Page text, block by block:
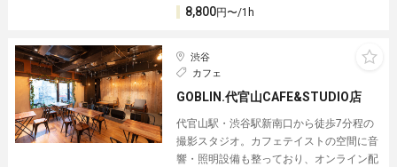
8,800円〜/1h
渋谷
カフェ
GOBLIN.代官山CAFE&STUDIO店
代官山駅・渋谷駅新南口から徒歩7分程の
撮影スタジオ。カフェテイストの空間に音
響・照明設備も整っており、オンライン配